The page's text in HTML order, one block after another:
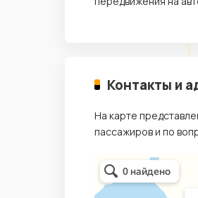
Контакты и
На карте
пассажиров и по